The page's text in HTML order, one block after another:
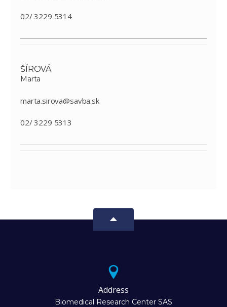
02/ 3229 5314
ŠÍROVÁ
Marta
marta.sirova@savba.sk
02/ 3229 5313
Address
Biomedical Research Center SAS